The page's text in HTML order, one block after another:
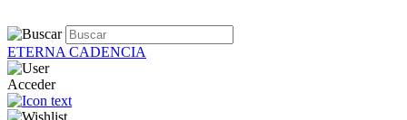
ETERNA CADENCIA
Acceder